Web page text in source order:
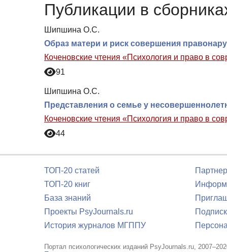
Публикации в
Шипшина О.С.
Образ матери и риск совершения
Коченовские чтения «Психология и право в
91
Шипшина О.С.
Представления о семье у
Коченовские чтения «Психология и право в
44
ТОП-20 статей
ТОП-20 книг
База знаний
Проекты PsyJournals.ru
История журналов МГППУ
Портал психологических изданий PsyJournals.ru,